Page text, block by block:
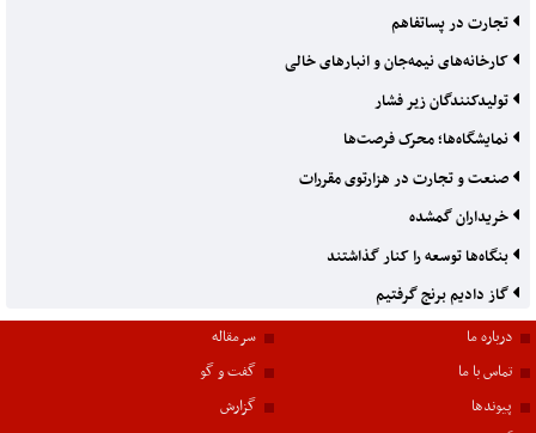
تجارت در پساتفاهم
کارخانه‌های نیمه‌جان و انبارهای خالی
تولیدکنندگان زیر فشار
نمایشگاه‌ها؛ محرک فرصت‌ها
صنعت و تجارت در هزارتوی مقررات
خریداران گمشده
بنگاه‌ها توسعه را کنار گذاشتند
گاز دادیم برنج گرفتیم
درباره ما
تماس با ما
پیوندها
سرمقاله
گفت و گو
گزارش